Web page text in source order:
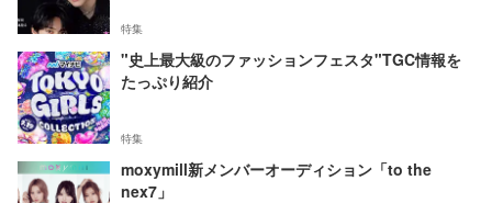
特集
"史上最大級のファッションフェスタ"TGC情報を
たっぷり紹介
特集
moxymill新メンバーオーディション「to the
nex7」